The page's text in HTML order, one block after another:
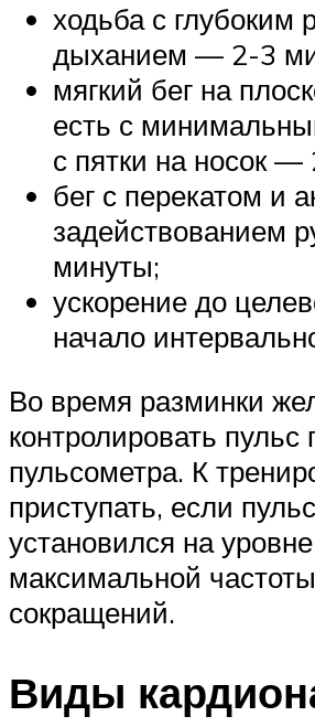
ходьба с глубоким
дыханием — 2-3
мягкий бег на
есть с
с пятки на носок
бег с перекатом и
задействованием
минуты;
ускорение до
начало
Во время разминки
контролировать
пульсометра. К
приступать, если пульс
установился на
максимальной
сокращений.
Виды